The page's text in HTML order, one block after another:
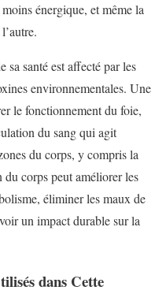
énergique, et même la
santé est affecté par les
environnementales. Une
le fonctionnement du foie,
du sang qui agit
du corps, y compris la
corps peut améliorer les
éliminer les maux de
un impact durable sur la
dans Cette